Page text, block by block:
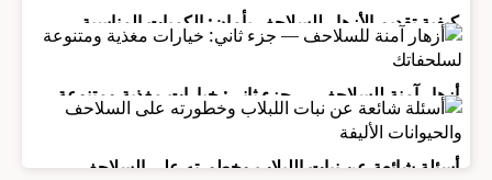
كيفية تقديم الأزهار للسلاحف بأمان: الكميات المناسبة
للسلاحف البرية والبرمائية
أزهار آمنة للسلاحف — جزء ثاني: خيارات مغذية ومتنوعة
لسلحفاتك
أسئلة شائعة عن نبات اللبلاب وخطورته على السلاحف